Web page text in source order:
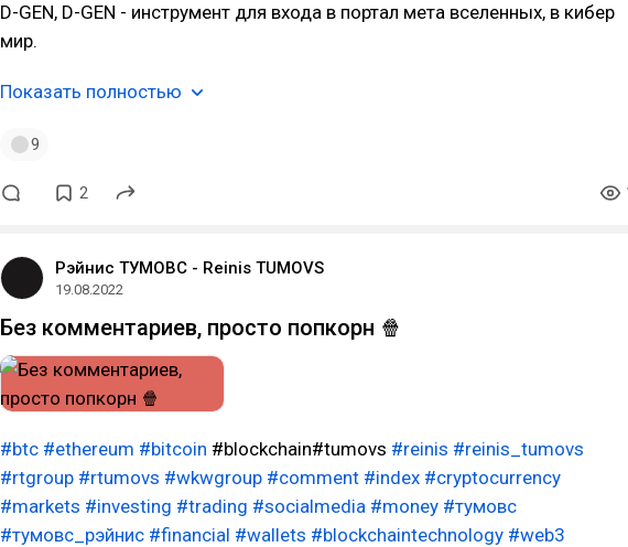
D-GEN, D-GEN - инструмент для входа в портал мета вселенных, в кибер
мир.
Показать полностью
9
2
Рэйнис ТУМОВС - Reinis TUMOVS
19.08.2022
Без комментариев, просто попкорн 🍿
#btc #ethereum #bitcoin #blockchain#tumovs #reinis #reinis_tumovs
#rtgroup #rtumovs #wkwgroup #comment #index #cryptocurrency
#markets #investing #trading #socialmedia #money #тумовс
#тумовс_рэйнис #financial #wallets #blockchaintechnology #web3